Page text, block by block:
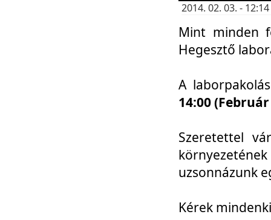
2014. 02. 03. -
Mint minden
Hegesztő
A
14:00
Szeretettel
uzsonnázunk
Kérek